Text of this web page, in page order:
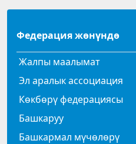
Федерация жөнүндө
Жалпы маалымат
Эл аралык ассоциация
Көкбөрү федерациясы
Башкаруу
Башкармал мүчөлөрү